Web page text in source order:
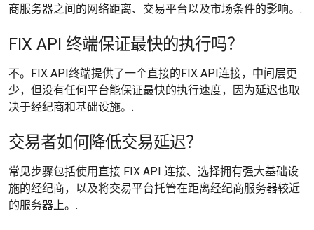
商服务器之间的网络距离、交易平台以及市场条件的影响。.
FIX API 终端保证最快的执行吗？
不。FIX API终端提供了一个直接的FIX API连接，中间层更
少，但没有任何平台能保证最快的执行速度，因为延迟也取
决于经纪商和基础设施。.
交易者如何降低交易延迟？
常见步骤包括使用直接 FIX API 连接、选择拥有强大基础设
施的经纪商，以及将交易平台托管在距离经纪商服务器较近
的服务器上。.